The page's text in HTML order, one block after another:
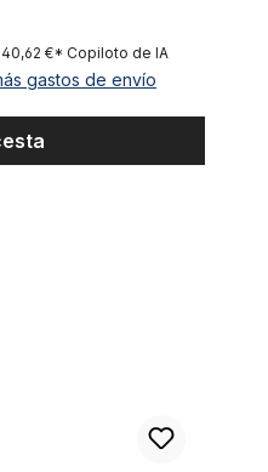
40,62 €* Copiloto de IA
gastos de envío